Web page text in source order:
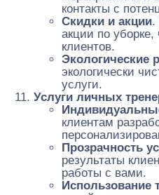
контакты с
Скидки и акции.
акции по
клиентов.
Экологические
экологически
услуги.
Услуги личных
клиентам
Прозрачность
результаты
работы с вами.
Использование